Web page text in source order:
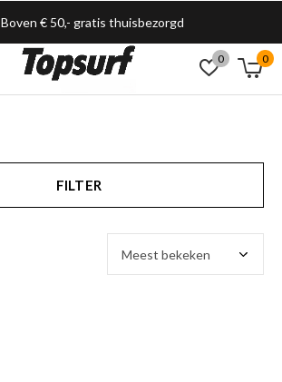
0 0
Boven € 50,- gratis thuisbezorgd
FILTER